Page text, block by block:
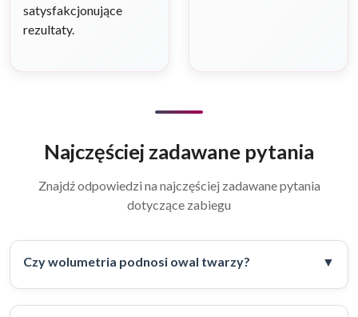
satysfakcjonujące
rezultaty.
Najczęściej zadawane pytania
Znajdź odpowiedzi na najczęściej zadawane pytania
dotyczące zabiegu
Czy wolumetria podnosi owal twarzy?